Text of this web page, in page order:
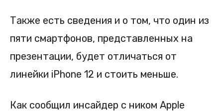
Также есть сведения и о том, что один из
пяти смартфонов, представленных на
презентации, будет отличаться от
линейки iPhone 12 и стоить меньше.
Как сообщил инсайдер с ником Apple